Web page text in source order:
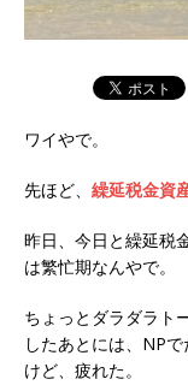
ワイやで。
先ほど、 繰延税金資
昨日、今日と繰延税
は繁忙期なんやで。
ちょっとダラダラト
したあとには、NP
けど、疲れた。